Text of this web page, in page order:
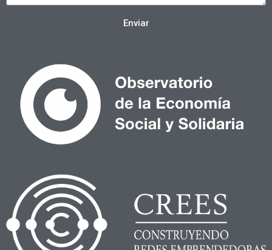
Enviar